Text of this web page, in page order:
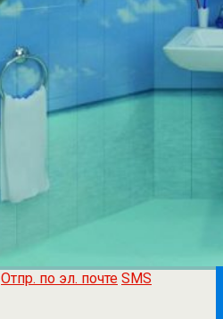
Отпр. по эл. почте SMS